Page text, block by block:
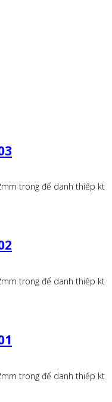
trong để danh thiếp kt
trong để danh thiếp kt
trong để danh thiếp kt